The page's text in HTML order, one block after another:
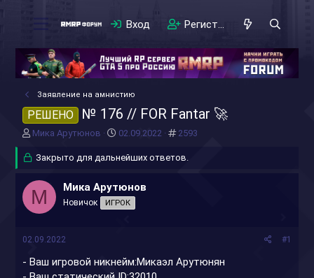
Вход Регистрация
Заявление на амнистию
РЕШЕНО № 176 // FOR Fantar 🚀
А
т
р
т
Мика Арутюнов
Д
т
н
а
ч
02.09.2022 #
2593
Закрыто для дальнейших ответов.
М Мика Арутюнов
Новичок ИГРОК
02.09.2022 #1
- Ваш игровой никнейм:Микаэл Арутюнян